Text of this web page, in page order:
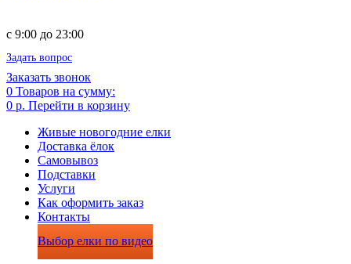
c 9:00 до 23:00
Задать вопрос
Заказать звонок
0 Товаров на сумму:
0 р. Перейти в корзину
Живые новогодние елки
Доставка ёлок
Самовывоз
Подставки
Услуги
Как оформить заказ
Контакты
Выбор елки по видео